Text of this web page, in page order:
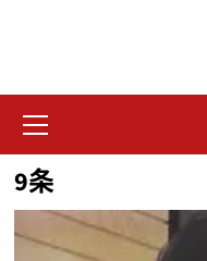
イ
ン
メ
ー
9条